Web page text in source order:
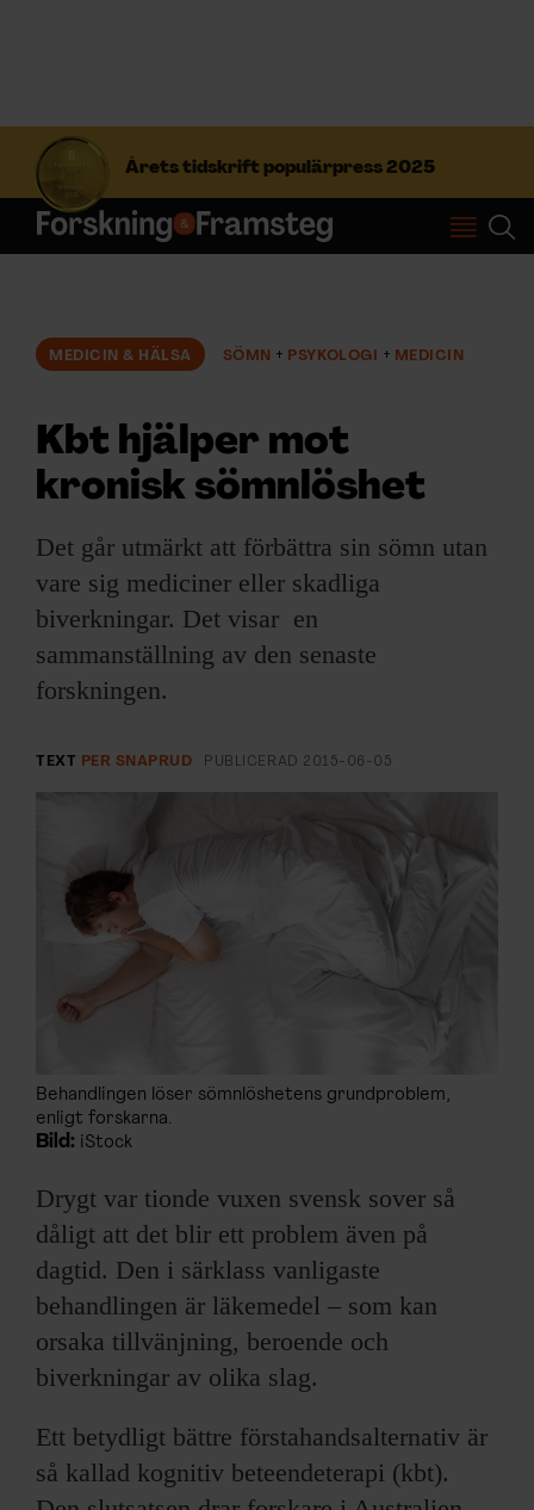
Årets tidskrift populärpress 2025
S
f
t
Prenumerera
ÄMNEN
ARKIV & E-TIDNING
LYSSNA/PODD
EVENEMANG & RESOR
KONTAKTA F&F
SKRIV I F&F
PRENUMERERA PÅ F&F
ANNONSERA I F&F
MEDICIN & HÄLSA SÖMN PSYKOLOGI MEDICIN
Kbt hjälper mot
kronisk sömnlöshet
Det går utmärkt att förbättra sin sömn utan
vare sig mediciner eller skadliga
biverkningar. Det visar en
sammanställning av den senaste
forskningen.
TEXT PER SNAPRUD PUBLICERAD 2015-06-05
Behandlingen löser sömnlöshetens grundproblem,
enligt forskarna.
Bild: iStock
Drygt var tionde vuxen svensk sover så
dåligt att det blir ett problem även på
dagtid. Den i särklass vanligaste
behandlingen är läkemedel – som kan
orsaka tillvänjning, beroende och
biverkningar av olika slag.
Ett betydligt bättre förstahandsalternativ är
så kallad kognitiv beteendeterapi (kbt).